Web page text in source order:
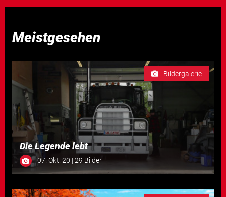
Meistgesehen
Bildergalerie
Die Legende lebt
07. Okt. 20 | 29 Bilder